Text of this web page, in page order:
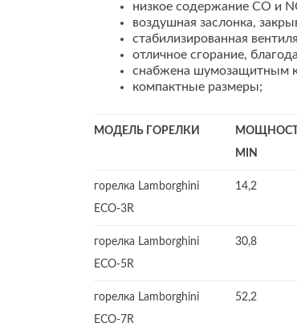
низкое содержание CO и
воздушная заслонка,
стабилизированная
отличное сгорание,
снабжена шумозащитным
компактные размеры;
МОДЕЛЬ ГОРЕЛКИ
MIN
горелка Lamborghini
ECO-3R
14,2
горелка Lamborghini
ECO-5R
30,8
горелка Lamborghini
ECO-7R
52,2